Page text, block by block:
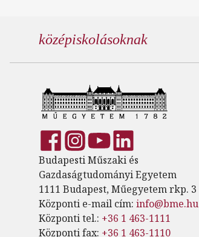
középiskolásoknak
Budapesti Műszaki és
Gazdaságtudományi Egyetem
1111 Budapest, Műegyetem rkp. 3
Központi e-mail cím: info@bme.hu
Központi tel.: +36 1 463-1111
Központi fax: +36 1 463-1110